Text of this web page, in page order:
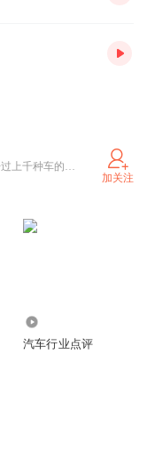
关注新车、售后服务与二手车市场！开过上千种车的我在视频、网媒、电台、新媒体、纸媒转了一圈，感觉车比人实在，让我们一起分享关于汽车的心得！
加关注
汽车行业点评